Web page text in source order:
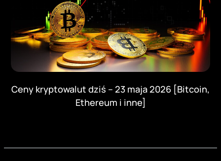
Ceny kryptowalut dziś – 23 maja 2026 [Bitcoin,
Ethereum i inne]